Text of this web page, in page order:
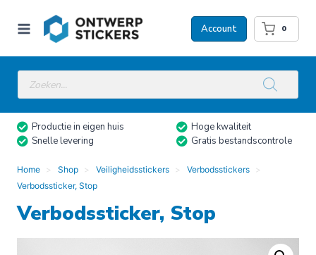
naar
Account 0
Producten
zoeken
Productie in eigen huis
Hoge kwaliteit
Snelle levering
Gratis bestandscontrole
Home Shop Veiligheidsstickers
Verbodsstickers
Verbodssticker, Stop
Verbodssticker, Stop